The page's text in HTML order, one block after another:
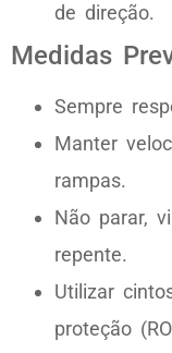
de direção.
Medidas
Sempre
Manter
rampas.
Não parar,
repente.
Utilizar
proteção